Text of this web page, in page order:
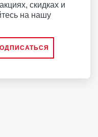
скидках и
на нашу